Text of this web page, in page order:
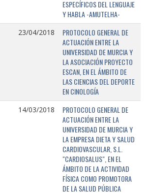
ESPECÍFICOS DEL LENGUAJE
Y HABLA -AMUTELHA-
23/04/2018
PROTOCOLO GENERAL DE
ACTUACIÓN ENTRE LA
UNIVERSIDAD DE MURCIA Y
LA ASOCIACIÓN PROYECTO
ESCAN, EN EL ÁMBITO DE
LAS CIENCIAS DEL DEPORTE
EN CINOLOGÍA
14/03/2018
PROTOCOLO GENERAL DE
ACTUACIÓN ENTRE LA
UNIVERSIDAD DE MURCIA Y
LA EMPRESA DIETA Y SALUD
CARDIOVASCULAR, S.L.
"CARDIOSALUS", EN EL
ÁMBITO DE LA ACTIVIDAD
FÍSICA COMO PROMOTORA
DE LA SALUD PÚBLICA